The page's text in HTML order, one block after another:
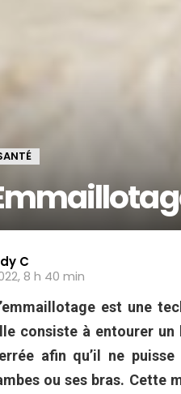
C
8 h 40 min
est une
consiste à entourer
afin qu’il ne
ou ses bras. Cette